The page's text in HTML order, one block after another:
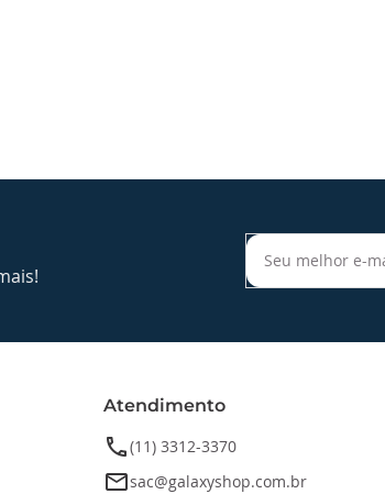
Atendimento
phone(11) 3312-3370
emailsac@galaxyshop.com.br